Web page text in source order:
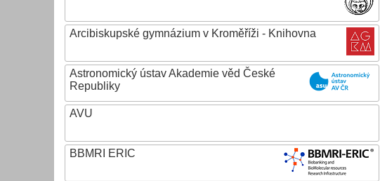
Arcibiskupské gymnázium v Kroměříži - Knihovna
Astronomický ústav Akademie věd České
Republiky
AVU
BBMRI ERIC